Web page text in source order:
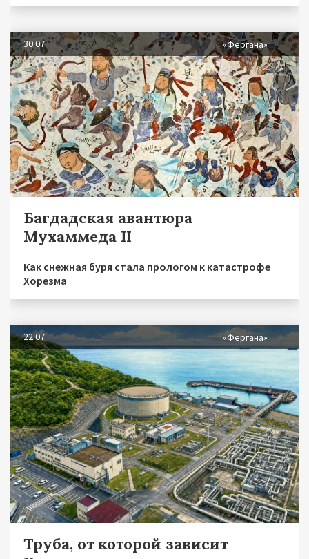
30.07 «Фергана»
Багдадская авантюра
Мухаммеда II
Как снежная буря стала прологом к катастрофе
Хорезма
22.07 «Фергана»
Труба, от которой зависит